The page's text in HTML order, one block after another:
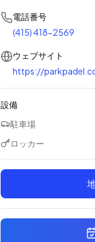
電話番号
(415) 418-2569
ウェブサイト
https://
設備
駐車場
ロッカー